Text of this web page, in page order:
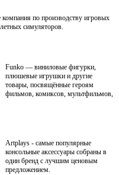
по производству игровых
симуляторов.
Funko — виниловые фигурки,
плюшевые игрушки и другие
товары, посвящённые героям
фильмов, комиксов, мультфильмов,
Artplays - самые популярные
консольные аксессуары собраны в
один бренд с лучшим ценовым
предложением.